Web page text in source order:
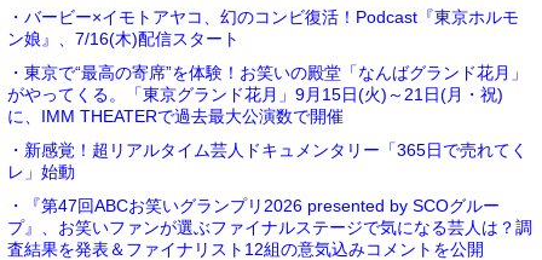
・バービー×イモトアヤコ、幻のコンビ復活！Podcast『東京ホルモ
ン娘』、7/16(木)配信スタート
・東京で“最高の寄席”を体験！お笑いの殿堂「なんばグランド花月」
がやってくる。「東京グランド花月」9月15日(火)～21日(月・祝)
に、IMM THEATERで過去最大公演数で開催
・新感覚！超リアルタイム芸人ドキュメンタリー「365日で売れてく
レ」始動
・『第47回ABCお笑いグランプリ2026 presented by SCOグルー
プ』、お笑いファンが選ぶファイナルステージで気になる芸人は？調
査結果を発表＆ファイナリスト12組の意気込みコメントを公開